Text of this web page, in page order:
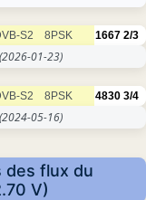
S2 8PSK 1667 2/3
(2026-01-23)
S2 8PSK 4830 3/4
(2024-05-16)
des flux du
V)